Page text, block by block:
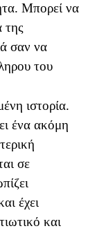
Μπορεί να
της
σαν να
του
ιστορία.
ένα ακόμη
σε
έχει
και